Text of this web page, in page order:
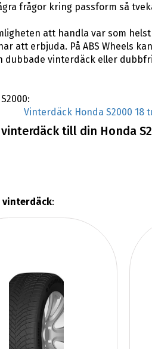
frågor kring passform så
att handla var som
att erbjuda. På ABS Wheels
vinterdäck eller
Vinterdäck Honda S2000 18
till din Honda
vinterdäck: